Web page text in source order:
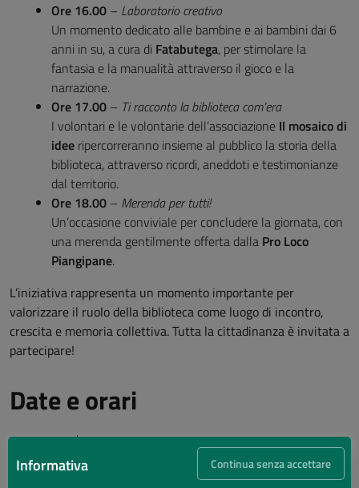
Ore 16.00 – Laboratorio creativo
Un momento dedicato alle bambine e ai bambini dai 6
anni in su, a cura di Fatabutega, per stimolare la
fantasia e la manualità attraverso il gioco e la
narrazione.
Ore 17.00 – Ti racconto la biblioteca com’era
I volontari e le volontarie dell’associazione Il mosaico di
idee ripercorreranno insieme al pubblico la storia della
biblioteca, attraverso ricordi, aneddoti e testimonianze
dal territorio.
Ore 18.00 – Merenda per tutti!
Un’occasione conviviale per concludere la giornata, con
una merenda gentilmente offerta dalla Pro Loco
Piangipane.
L’iniziativa rappresenta un momento importante per
valorizzare il ruolo della biblioteca come luogo di incontro,
crescita e memoria collettiva. Tutta la cittadinanza è invitata a
partecipare!
Date e orari
28 16:00 - Inizio evento
Informativa Continua senza accettare